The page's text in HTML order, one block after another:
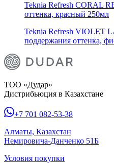
Teknia Refresh CORAL
оттенка, красный 250мл
Teknia Refresh VIOLET
поддержания оттенка,
ТОО «Дудар»
Дистрибьюция в Казахстане
+7 701 082-53-38
Алматы, Казахстан
Немировича-Данченко 51Б
Условия покупки